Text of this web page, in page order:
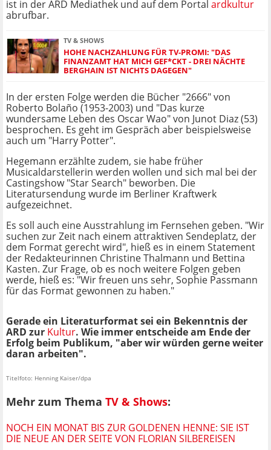
ist in der ARD Mediathek und auf dem Portal ardkultur
abrufbar.
TV & SHOWS
HOHE NACHZAHLUNG FÜR TV-PROMI: "DAS
FINANZAMT HAT MICH GEF*CKT - DREI NÄCHTE
BERGHAIN IST NICHTS DAGEGEN"
In der ersten Folge werden die Bücher "2666" von
Roberto Bolaño (1953-2003) und "Das kurze
wundersame Leben des Oscar Wao" von Junot Diaz (53)
besprochen. Es geht im Gespräch aber beispielsweise
auch um "Harry Potter".
Hegemann erzählte zudem, sie habe früher
Musicaldarstellerin werden wollen und sich mal bei der
Castingshow "Star Search" beworben. Die
Literatursendung wurde im Berliner Kraftwerk
aufgezeichnet.
Es soll auch eine Ausstrahlung im Fernsehen geben. "Wir
suchen zur Zeit nach einem attraktiven Sendeplatz, der
dem Format gerecht wird", hieß es in einem Statement
der Redakteurinnen Christine Thalmann und Bettina
Kasten. Zur Frage, ob es noch weitere Folgen geben
werde, hieß es: "Wir freuen uns sehr, Sophie Passmann
für das Format gewonnen zu haben."
Gerade ein Literaturformat sei ein Bekenntnis der
ARD zur Kultur. Wie immer entscheide am Ende der
Erfolg beim Publikum, "aber wir würden gerne weiter
daran arbeiten".
Titelfoto: Henning Kaiser/dpa
Mehr zum Thema TV & Shows:
NOCH EIN MONAT BIS ZUR GOLDENEN HENNE: SIE IST
DIE NEUE AN DER SEITE VON FLORIAN SILBEREISEN